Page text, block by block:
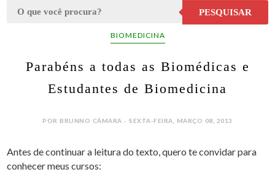
PESQUISAR
BIOMEDICINA
Parabéns a todas as Biomédicas e
Estudantes de Biomedicina
POR BRUNNO CÂMARA - SEXTA-FEIRA, MARÇO 08, 2013
Antes de continuar a leitura do texto, quero te convidar para
conhecer meus cursos: